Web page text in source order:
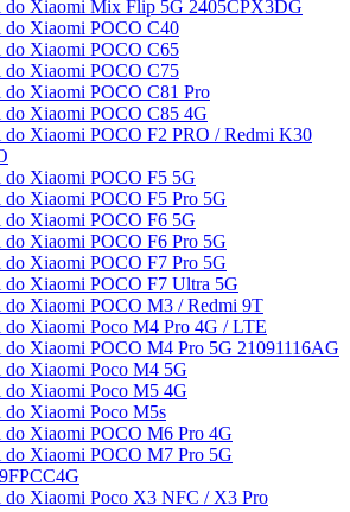
do Xiaomi Mix Flip 5G 2405CPX3DG
do Xiaomi POCO C40
do Xiaomi POCO C65
do Xiaomi POCO C75
do Xiaomi POCO C81 Pro
do Xiaomi POCO C85 4G
do Xiaomi POCO F2 PRO / Redmi K30
do Xiaomi POCO F5 5G
do Xiaomi POCO F5 Pro 5G
do Xiaomi POCO F6 5G
do Xiaomi POCO F6 Pro 5G
do Xiaomi POCO F7 Pro 5G
do Xiaomi POCO F7 Ultra 5G
do Xiaomi POCO M3 / Redmi 9T
do Xiaomi Poco M4 Pro 4G / LTE
do Xiaomi POCO M4 Pro 5G 21091116AG
do Xiaomi Poco M4 5G
do Xiaomi Poco M5 4G
do Xiaomi Poco M5s
do Xiaomi POCO M6 Pro 4G
do Xiaomi POCO M7 Pro 5G
do Xiaomi Poco X3 NFC / X3 Pro